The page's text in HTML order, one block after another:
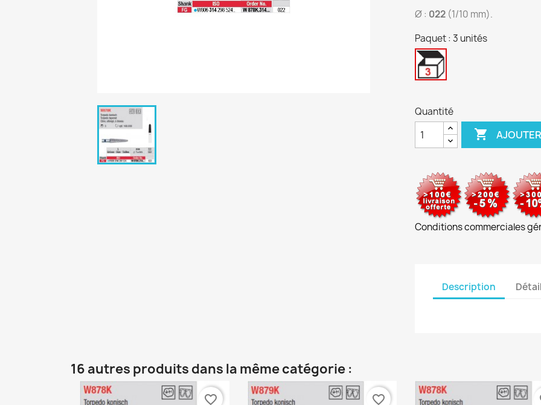
Ø : 022 (1/10 mm).
Paquet : 3 unités
3
Quantité

Conditions commerciales
Description
16 autres produits dans la même catégorie :
favorite_border favorite_border